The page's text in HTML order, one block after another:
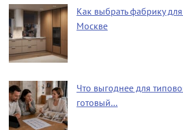
Как выбрать фабрику
Москве
Что выгоднее для
готовый…